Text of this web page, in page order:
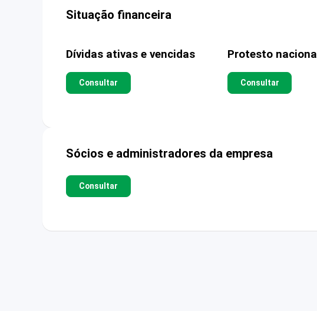
Situação financeira
Dívidas ativas e vencidas
Consultar
Protesto nacional
Consultar
Sócios e administradores da empresa
Consultar